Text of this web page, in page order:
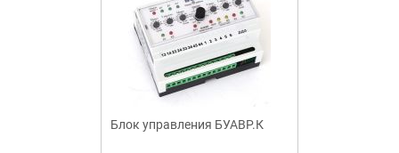
Блок управления БУАВР.К